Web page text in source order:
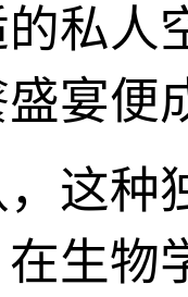
私人
宴便
这种
生物